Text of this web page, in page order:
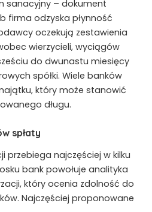
sanacyjny – dokument
firma odzyska płynność
oczekują zestawienia
wierzycieli, wyciągów
do dwunastu miesięcy
spółki. Wiele banków
który może stanowić
długu.
spłaty
przebiega najczęściej w kilku
bank powołuje analityka
który ocenia zdolność do
Najczęściej proponowane